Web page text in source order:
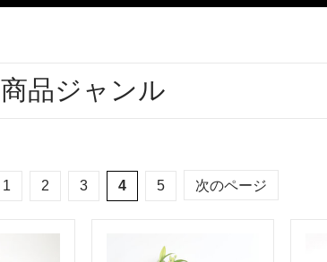
商品ジャンル
1 2 3 4 5 次のページ